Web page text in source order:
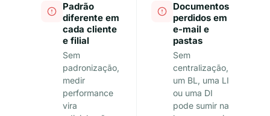
Padrão
diferente em
cada cliente
e filial
Sem
padronização,
medir
performance
vira
Documentos
perdidos em
e-mail e
pastas
Sem
centralização,
um BL, uma LI
ou uma DI
pode sumir na